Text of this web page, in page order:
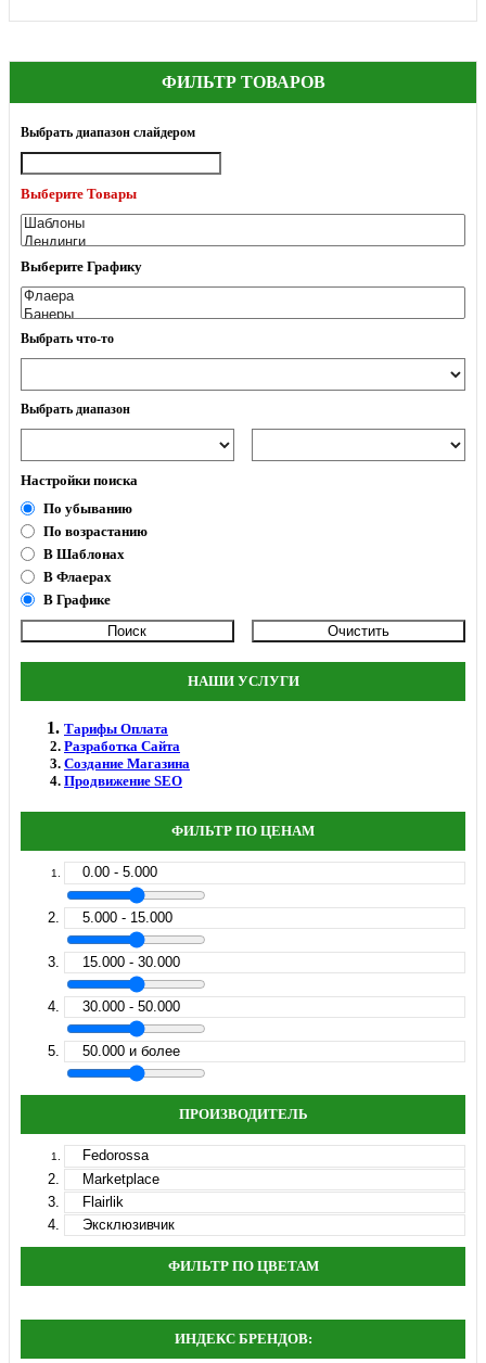
ФИЛЬТР ТОВАРОВ
Выбрать диапазон слайдером
Выберите Товары
Выберите Графику
Выбрать что-то
Выбрать диапазон
Настройки поиска
По убыванию
По возрастанию
В Шаблонах
В Флаерах
В Графике
НАШИ УСЛУГИ
Тарифы Оплата
Разработка Сайта
Создание Магазина
Продвижение SEO
ФИЛЬТР ПО ЦЕНАМ
0.00 - 5.000
5.000 - 15.000
15.000 - 30.000
30.000 - 50.000
50.000 и более
ПРОИЗВОДИТЕЛЬ
Fedorossa
Marketplace
Flairlik
Эксклюзивчик
ФИЛЬТР ПО ЦВЕТАМ
ИНДЕКС БРЕНДОВ: